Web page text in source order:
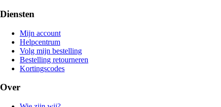
Diensten
Mijn account
Helpcentrum
Volg mijn bestelling
Bestelling retourneren
Kortingscodes
Over